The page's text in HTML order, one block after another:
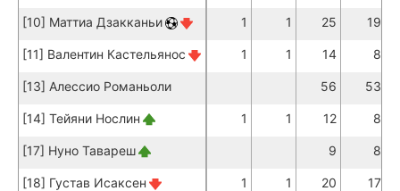
[10] Маттиа Дзакканьи 1 1 25 19
[11] Валентин Кастельянос 1 1 14 8
[13] Алессио Романьоли 56 53
[14] Тейяни Нослин 1 1 12 8
[17] Нуно Тавареш 9 8
[18] Густав Исаксен 1 1 20 17